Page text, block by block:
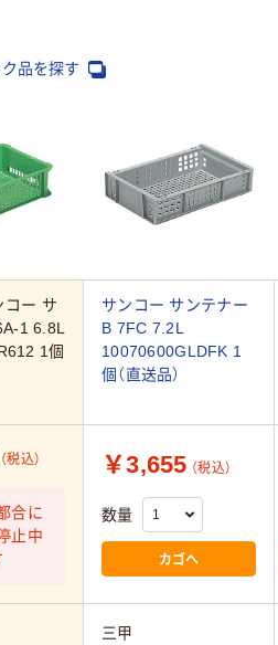
品を探す
コー サ
1 6.8L
1個
サンコー サンテナー
B 7FC 7.2L
10070600GLDFK 1
個（直送品）
（税込）
合に
止中
￥3,655 （税込）
数量
カゴへ
三甲